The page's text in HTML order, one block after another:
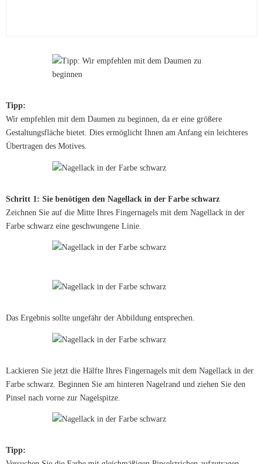
Tipp:
Wir empfehlen mit dem Daumen zu beginnen, da er eine größere
Gestaltungsfläche bietet. Dies ermöglicht Ihnen am Anfang ein leichteres
Übertragen des Motives.
Schritt 1: Sie benötigen den Nagellack in der Farbe schwarz
Zeichnen Sie auf die Mitte Ihres Fingernagels mit dem Nagellack in der
Farbe schwarz eine geschwungene Linie.
Das Ergebnis sollte ungefähr der Abbildung entsprechen.
Lackieren Sie jetzt die Hälfte Ihres Fingernagels mit dem Nagellack in der
Farbe schwarz. Beginnen Sie am hinteren Nagelrand und ziehen Sie den
Pinsel nach vorne zur Nagelspitze.
Tipp: